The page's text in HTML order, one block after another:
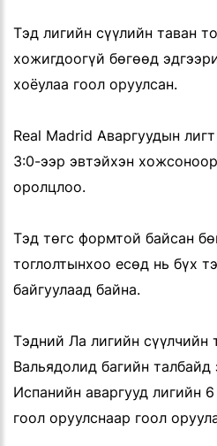
Тэд лигийн сүүлийн таван
хожигдоогүй бөгөөд
хоёулаа гоол оруулсан.
Real Madrid Аваргуудын
3:0-ээр эвтэйхэн
оролцлоо.
Тэд төгс формтой байсан
тоглолтынхоо есөд нь бүх
байгуулаад байна.
Тэдний Ла лигийн сүүлчийн
Вальядолид багийн
Испанийн аваргууд лигийн
гоол оруулснаар гоол